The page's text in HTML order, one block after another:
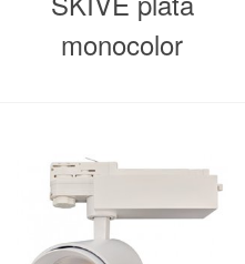
monocolor